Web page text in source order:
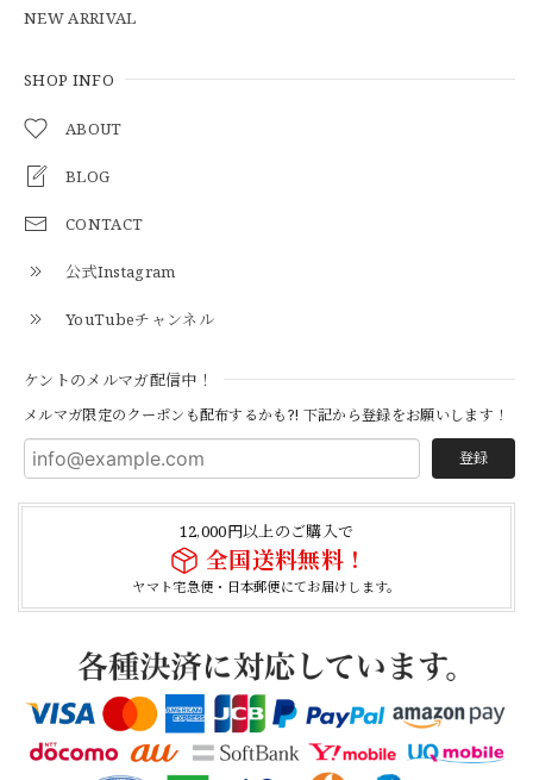
NEW ARRIVAL
SHOP INFO
ABOUT
BLOG
CONTACT
公式Instagram
YouTubeチャンネル
ケントのメルマガ配信中！
メルマガ限定のクーポンも配布するかも?! 下記から登録をお願いします！
登録
12,000円以上のご購入で
全国送料無料！
ヤマト宅急便・日本郵便にてお届けします。
とても早く対応頂きありがとうございました。
2026/04/21
NAVY
2026/04/21
【USED】Canadian Army IECS Fleece Pants 実物 カナダ軍 フリースパンツ ユーズド
⑥サイズ
2026/04/17
2026/04/02
【Button Works】Mercury Dime Coin Necklace Silver 900 Silver 925 ボタンワークス マーキュリーダイム銀貨 ネックレス
2026/03/26